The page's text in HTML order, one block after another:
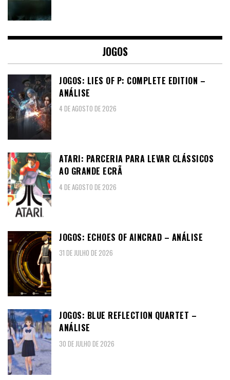
JOGOS
JOGOS: LIES OF P: COMPLETE EDITION –
ANÁLISE
4 DE AGOSTO DE 2026
ATARI: PARCERIA PARA LEVAR CLÁSSICOS
AO GRANDE ECRÃ
4 DE AGOSTO DE 2026
JOGOS: ECHOES OF AINCRAD – ANÁLISE
31 DE JULHO DE 2026
JOGOS: BLUE REFLECTION QUARTET –
ANÁLISE
30 DE JULHO DE 2026